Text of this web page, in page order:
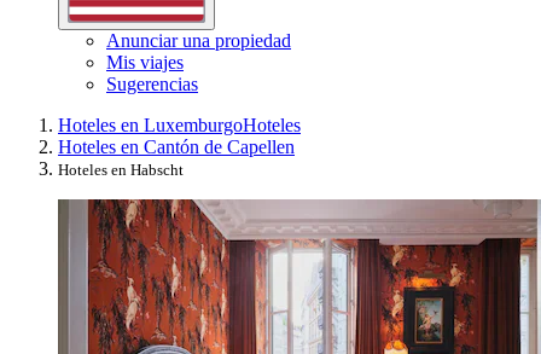
Anunciar una propiedad
Mis viajes
Sugerencias
Hoteles en LuxemburgoHoteles
Hoteles en Cantón de Capellen
Hoteles en Habscht